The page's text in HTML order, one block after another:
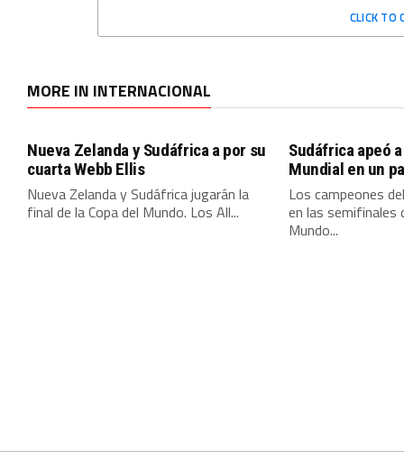
CLICK TO
MORE IN INTERNACIONAL
Nueva Zelanda y Sudáfrica a por su
cuarta Webb Ellis
Nueva Zelanda y Sudáfrica jugarán la
final de la Copa del Mundo. Los All...
Sudáfrica apeó
Mundial en un
Los campeones
en las semifinales
Mundo...